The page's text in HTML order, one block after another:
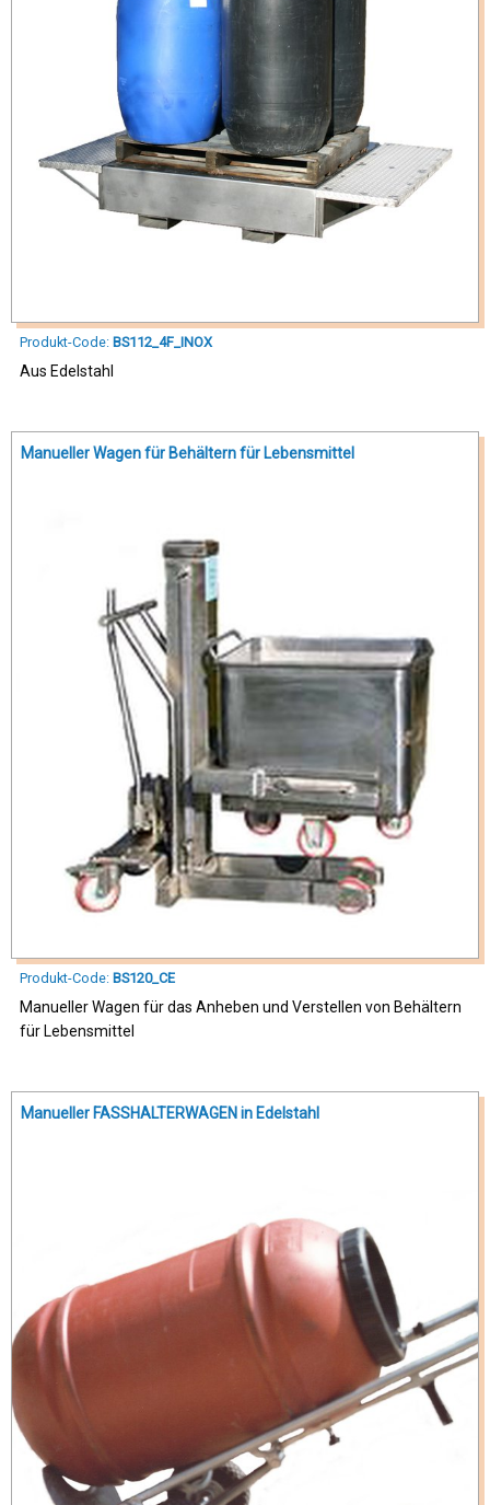
Produkt-Code: BS112_4F_INOX
Aus Edelstahl
Manueller Wagen für Behältern für Lebensmittel
Produkt-Code: BS120_CE
Manueller Wagen für das Anheben und Verstellen von Behältern
für Lebensmittel
Manueller FASSHALTERWAGEN in Edelstahl